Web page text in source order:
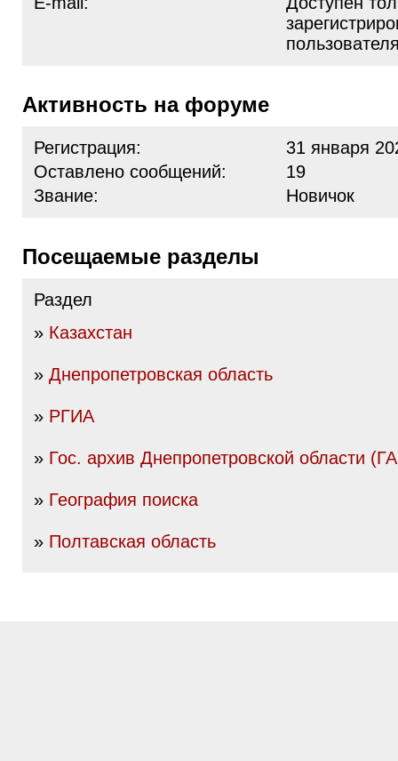
Активность на форуме
Регистрация:
31 января
Оставлено сообщений:
19
Звание:
Новичок
Посещаемые разделы
Раздел
» Казахстан
» Днепропетровская область
» РГИА
» Гос. архив Днепропетровской области
» География поиска
» Полтавская область